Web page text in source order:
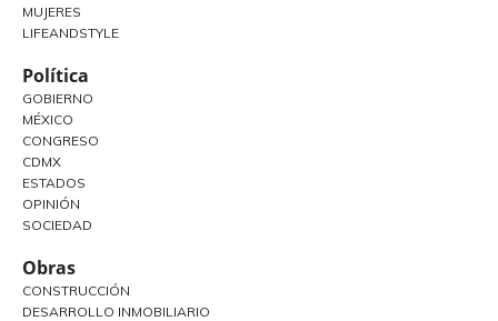
MUJERES
LIFEANDSTYLE
Política
GOBIERNO
MÉXICO
CONGRESO
CDMX
ESTADOS
OPINIÓN
SOCIEDAD
Obras
CONSTRUCCIÓN
DESARROLLO INMOBILIARIO